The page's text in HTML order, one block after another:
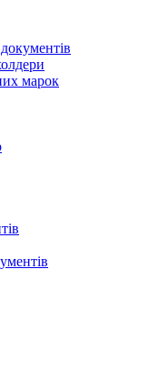
марок